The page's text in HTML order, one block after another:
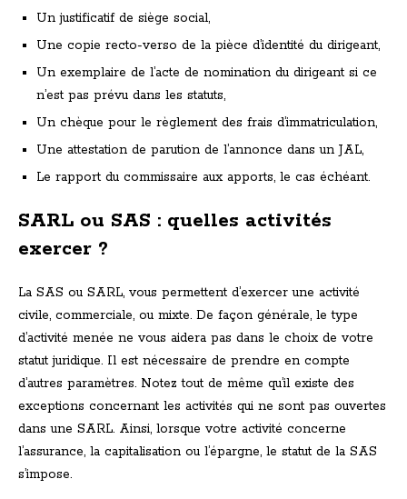
Un justificatif de siège social,
Une copie recto-verso de la pièce d’identité du dirigeant,
Un exemplaire de l’acte de nomination du dirigeant si ce
n’est pas prévu dans les statuts,
Un chèque pour le règlement des frais d’immatriculation,
Une attestation de parution de l’annonce dans un JAL,
Le rapport du commissaire aux apports, le cas échéant.
SARL ou SAS : quelles activités
exercer ?
La SAS ou SARL, vous permettent d’exercer une activité
civile, commerciale, ou mixte. De façon générale, le type
d’activité menée ne vous aidera pas dans le choix de votre
statut juridique. Il est nécessaire de prendre en compte
d’autres paramètres. Notez tout de même qu’il existe des
exceptions concernant les activités qui ne sont pas ouvertes
dans une SARL. Ainsi, lorsque votre activité concerne
l’assurance, la capitalisation ou l’épargne, le statut de la SAS
s’impose.